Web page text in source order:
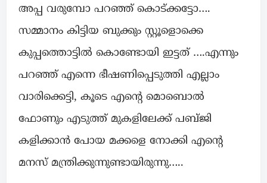
അപ്പ വരുമ്പോ പറഞ്ഞ് കൊട്ക്കട്ടോ….
സമ്മാനം കിട്ടിയ ബുക്കും സ്റ്റൂളൊക്കെ
കുപ്പത്തൊട്ടിൽ കൊണ്ടോയി ഇട്ടത് ….എന്നും
പറഞ്ഞ് എന്നെ ഭീഷണിപ്പെടുത്തി എല്ലാം
വാരിക്കെട്ടി, കൂടെ എൻ്റെ മൊബൊൽ
ഫോണും എടുത്ത് മുകളിലേക്ക് പബ്ജി
കളിക്കാൻ പോയ മക്കളെ നോക്കി എൻ്റെ
മനസ് മന്ത്രിക്കുന്നുണ്ടായിരുന്നു…..